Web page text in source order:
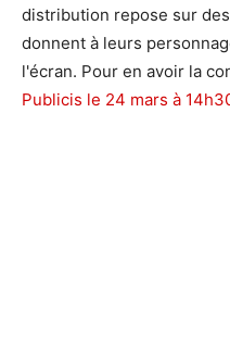
distribution repose sur
donnent à leurs
l'écran. Pour en avoir la
Publicis le 24 mars à